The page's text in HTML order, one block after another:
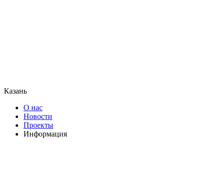
Казань
О нас
Новости
Проекты
Информация